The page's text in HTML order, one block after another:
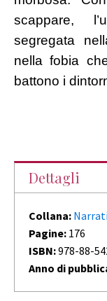
scappare,
segregata
nella fobia
battono i
Dettagli
Collana:
Pagine: 176
ISBN:978-88-
Anno di